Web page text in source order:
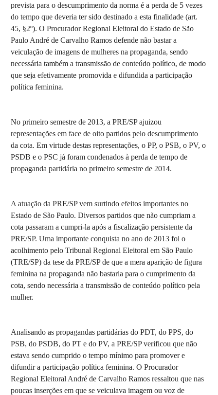
prevista para o descumprimento da norma é a perda de 5 vezes
do tempo que deveria ter sido destinado a esta finalidade (art.
45, §2º). O Procurador Regional Eleitoral do Estado de São
Paulo André de Carvalho Ramos defende não bastar a
veiculação de imagens de mulheres na propaganda, sendo
necessária também a transmissão de conteúdo político, de modo
que seja efetivamente promovida e difundida a participação
política feminina.
No primeiro semestre de 2013, a PRE/SP ajuizou
representações em face de oito partidos pelo descumprimento
da cota. Em virtude destas representações, o PP, o PSB, o PV, o
PSDB e o PSC já foram condenados à perda de tempo de
propaganda partidária no primeiro semestre de 2014.
A atuação da PRE/SP vem surtindo efeitos importantes no
Estado de São Paulo. Diversos partidos que não cumpriam a
cota passaram a cumpri-la após a fiscalização persistente da
PRE/SP. Uma importante conquista no ano de 2013 foi o
acolhimento pelo Tribunal Regional Eleitoral em São Paulo
(TRE/SP) da tese da PRE/SP de que a mera aparição de figura
feminina na propaganda não bastaria para o cumprimento da
cota, sendo necessária a transmissão de conteúdo político pela
mulher.
Analisando as propagandas partidárias do PDT, do PPS, do
PSB, do PSDB, do PT e do PV, a PRE/SP verificou que não
estava sendo cumprido o tempo mínimo para promover e
difundir a participação política feminina. O Procurador
Regional Eleitoral André de Carvalho Ramos ressaltou que nas
poucas inserções em que se veiculava imagem ou voz de